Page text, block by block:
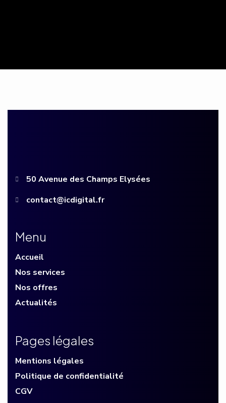
50 Avenue des Champs Elysées
contact@icdigital.fr
Menu
Accueil
Nos services
Nos offres
Actualités
Pages légales
Mentions légales
Politique de confidentialité
CGV